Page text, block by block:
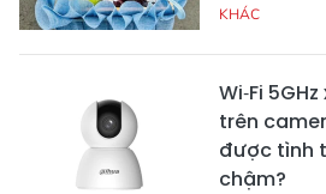
KHÁC
Wi‑Fi
trên
được tình
chậm?